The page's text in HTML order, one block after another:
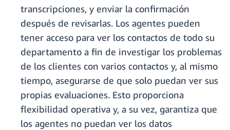
transcripciones, y enviar la confirmación
después de revisarlas. Los agentes pueden
tener acceso para ver los contactos de todo su
departamento a fin de investigar los problemas
de los clientes con varios contactos y, al mismo
tiempo, asegurarse de que solo puedan ver sus
propias evaluaciones. Esto proporciona
flexibilidad operativa y, a su vez, garantiza que
los agentes no puedan ver los datos